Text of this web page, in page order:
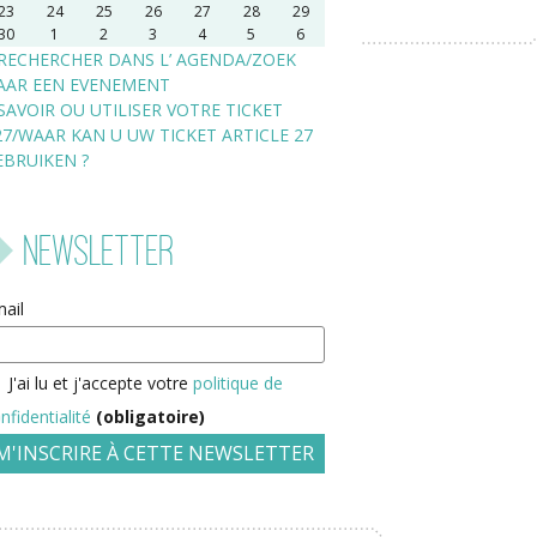
24 25 26 27 28
29
1 2 3 4 5 6
DANS L’ AGENDA/ZOEK
EEN EVENEMENT
OU UTILISER VOTRE TICKET
WAAR KAN U UW TICKET ARTICLE 27
?
Newsletter
J'ai lu et j'accepte votre politique de
(obligatoire)